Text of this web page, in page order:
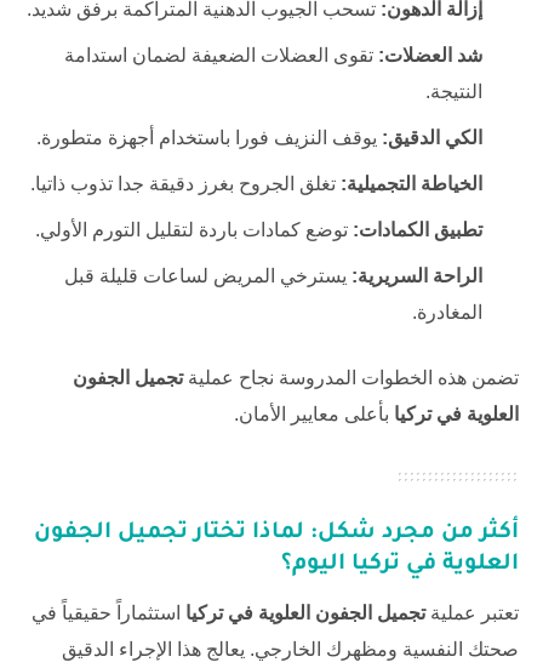
إزالة الدهون: تسحب الجيوب الدهنية المتراكمة برفق شديد.
شد العضلات: تقوى العضلات الضعيفة لضمان استدامة
النتيجة.
الكي الدقيق: يوقف النزيف فورا باستخدام أجهزة متطورة.
الخياطة التجميلية: تغلق الجروح بغرز دقيقة جدا تذوب ذاتيا.
تطبيق الكمادات: توضع كمادات باردة لتقليل التورم الأولي.
الراحة السريرية: يسترخي المريض لساعات قليلة قبل
المغادرة.
تضمن هذه الخطوات المدروسة نجاح عمليةتجميل الجفون
العلوية في تركيا بأعلى معايير الأمان.
أكثر من مجرد شكل: لماذا تختار تجميل الجفون
العلوية في تركيا اليوم؟
تعتبر عمليةتجميل الجفون العلوية في تركيا استثماراً حقيقياً في
صحتك النفسية ومظهرك الخارجي. يعالج هذا الإجراء الدقيق